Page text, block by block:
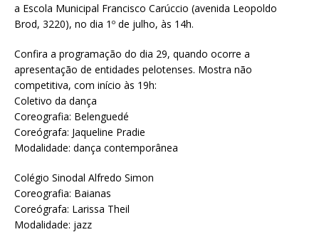
a Escola Municipal Francisco Carúccio (avenida Leopoldo
Brod, 3220), no dia 1º de julho, às 14h.
Confira a programação do dia 29, quando ocorre a
apresentação de entidades pelotenses. Mostra não
competitiva, com início às 19h:
Coletivo da dança
Coreografia: Belenguedé
Coreógrafa: Jaqueline Pradie
Modalidade: dança contemporânea
Colégio Sinodal Alfredo Simon
Coreografia: Baianas
Coreógrafa: Larissa Theil
Modalidade: jazz